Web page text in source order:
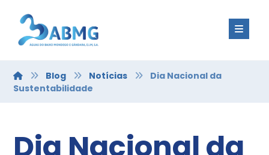
Blog Notícias
Dia Nacional da
Sustentabilidade
Dia Nacional da